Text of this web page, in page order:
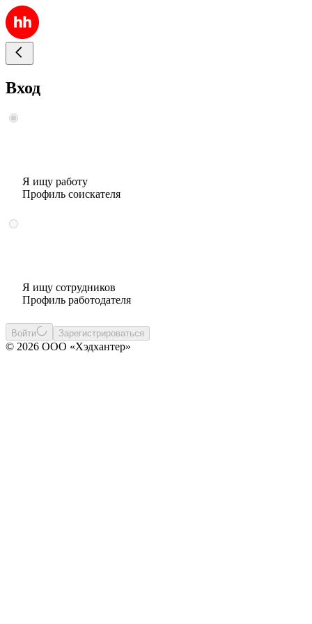
Вход
Я ищу работу
Профиль соискателя
Я ищу сотрудников
Профиль работодателя
Войти Зарегистрироваться
© 2026 ООО «Хэдхантер»